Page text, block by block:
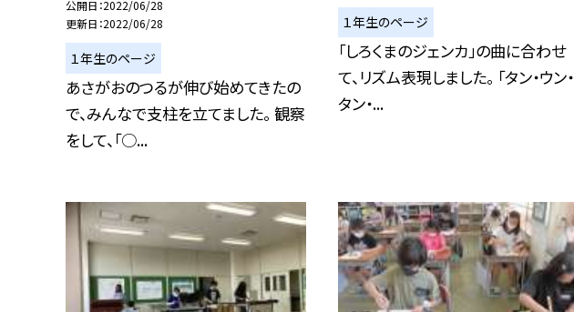
公開日 2022/06/28
更新日 2022/06/28
１年生のページ
あさがおのつるが伸び始めてきたの
で、みんなで支柱を立てました。 観察
をして、「○...
１年生のページ
「しろくまのジェンカ」の曲に合わせ
て、リズム表現しました。 「タン・ウン・
タン・...